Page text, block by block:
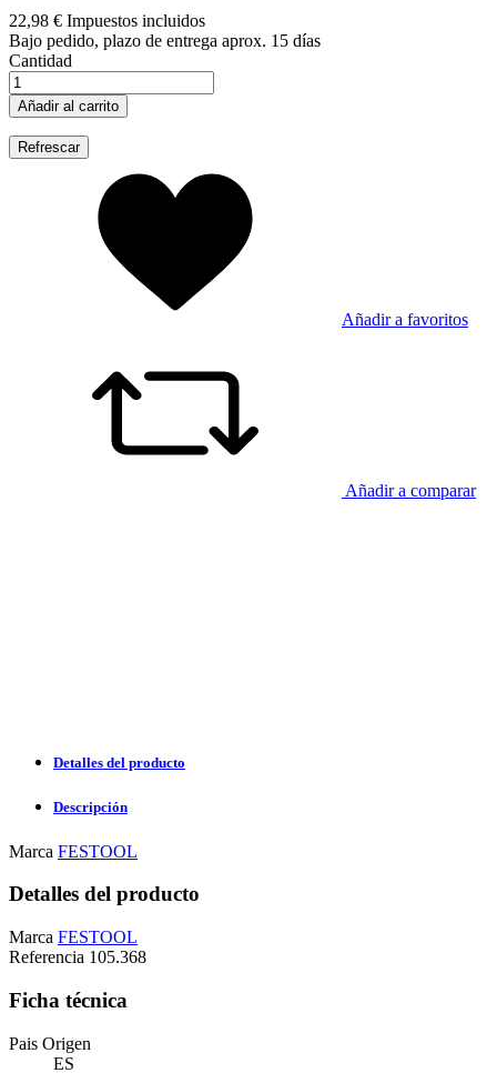
22,98 € Impuestos incluidos
Bajo pedido, plazo de entrega aprox. 15 días
Cantidad
Añadir al carrito
Añadir a favoritos
Añadir a comparar
Detalles del producto
Descripción
Marca FESTOOL
Detalles del producto
Marca FESTOOL
Referencia 105.368
Ficha técnica
Pais Origen
ES